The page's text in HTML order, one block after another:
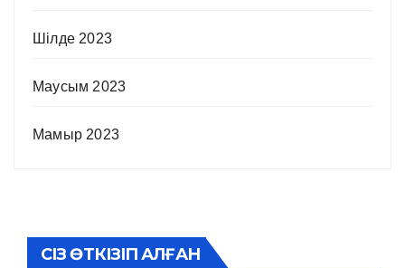
Шілде 2023
Маусым 2023
Мамыр 2023
СІЗ ӨТКІЗІП АЛҒАН